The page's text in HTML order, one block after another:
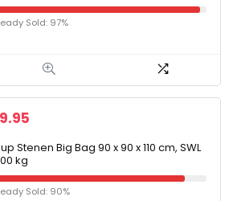
Sold: 97%
9.95
Stenen Big Bag 90 x 90 x 110 cm, SWL
kg
Sold: 90%